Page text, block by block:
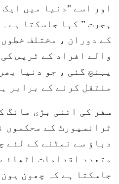
اور اسے "دنیا میں
کے دوران ، مختلف
پہنچ گئی ، جو دنیا
منتقل کرنے کے برابر
سفر کی اتنی بڑی مانگ
ٹرانسپورٹ کے محکموں
دباؤ سے نمٹنے کے لئے
متعدد اقدامات
جاسکتا ہے کہ چھون